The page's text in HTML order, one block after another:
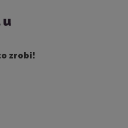
zrobi!